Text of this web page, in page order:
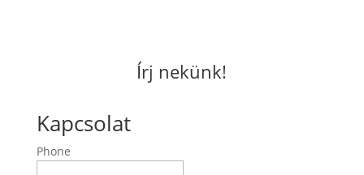
Írj nekünk!
Kapcsolat
Phone